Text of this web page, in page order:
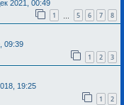
2021, 00:49
1 5 6 7 8
09:39
1 2 3
19:25
1 2